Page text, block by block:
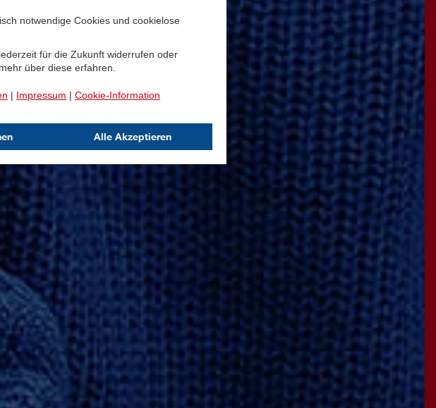
notwendige Cookies und cookielose
für die Zukunft widerrufen oder
über diese erfahren.
| Impressum | Cookie-Information
Alle Akzeptieren